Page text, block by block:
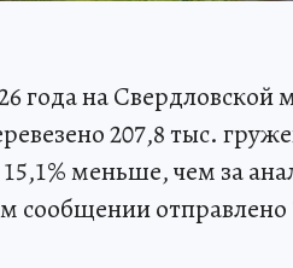
года на Свердловской
207,8 тыс.
меньше, чем за
сообщении